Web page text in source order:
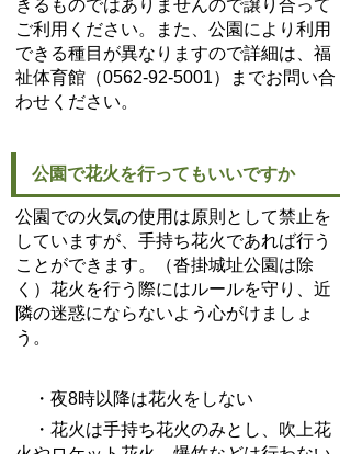
きるものではありませんので譲り合って
ご利用ください。また、公園により利用
できる種目が異なりますので詳細は、福
祉体育館（0562-92-5001）までお問い合
わせください。
公園で花火を行ってもいいですか
公園での火気の使用は原則として禁止を
していますが、手持ち花火であれば行う
ことができます。（沓掛城址公園は除
く）花火を行う際にはルールを守り、近
隣の迷惑にならないよう心がけましょ
う。
・夜8時以降は花火をしない
・花火は手持ち花火のみとし、吹上花